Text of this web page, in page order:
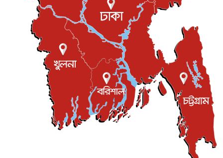
যুক্তরাজ্যে বসবাসরত জাতীয়তাবাদী কুলাউড়াবাসীর মত বিনিময়
সভা...
ইউকে কমিউনিটি ৫ আগস্ট, ২০২৬
প্রধানমন্ত্রীকে সৌদি আরব সফরের আমন্ত্রণ
জাতীয় ৫ আগস্ট, ২০২৬
জুলাই গণ-অভ্যুত্থান দিবস আজ, স্মরণে দেশজুড়ে কর্মসূচি
৫ আগস্ট, ২০২৬
জনগণ পরিবর্তন চেয়েছে বলেই জুলাই আন্দোলন সফল :
প্রধানমন্ত্রী
জাতীয় ৫ আগস্ট, ২০২৬
বেনজীর আহমেদের সঙ্গে পরীমনির ঘনিষ্ঠ সম্পর্ক ছিল : নাসির